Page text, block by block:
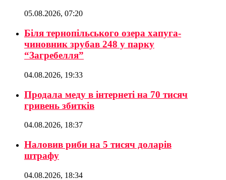
05.08.2026, 07:20
Біля тернопільського озера хапуга-
чиновник зрубав 248 у парку
“Загребелля”
04.08.2026, 19:33
Продала меду в інтернеті на 70 тисяч
гривень збитків
04.08.2026, 18:37
Наловив риби на 5 тисяч доларів
штрафу
04.08.2026, 18:34